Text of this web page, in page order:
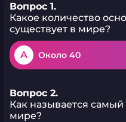
Вопрос 1.
Какое количество
существует в мире?
A Около 40
Вопрос 2.
Как называется
мире?